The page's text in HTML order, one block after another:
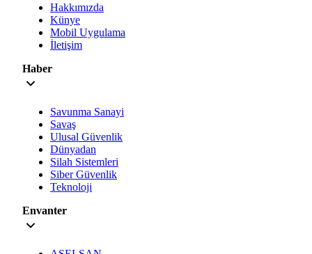
Hakkımızda
Künye
Mobil Uygulama
İletişim
Haber
Savunma Sanayi
Savaş
Ulusal Güvenlik
Dünyadan
Silah Sistemleri
Siber Güvenlik
Teknoloji
Envanter